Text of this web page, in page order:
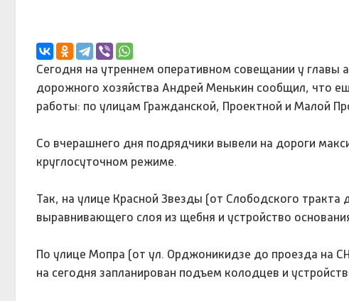
Сегодня на утреннем оперативном совещании у
дорожного хозяйства Андрей Менькин сообщил, что
работы: по улицам Гражданской, Проектной и Малой
Со вчерашнего дня подрядчики вывели на дороги
круглосуточном режиме.
Так, на улице Красной Звезды (от Слободского
выравнивающего слоя из щебня и устройство
По улице Мопра (от ул. Орджоникидзе до проезда на
на сегодня запланирован подъем колодцев и